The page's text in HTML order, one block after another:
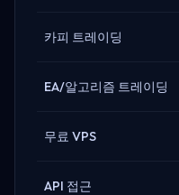
카피 트레이딩
EA/알고리즘 트레이딩
무료 VPS
API 접근